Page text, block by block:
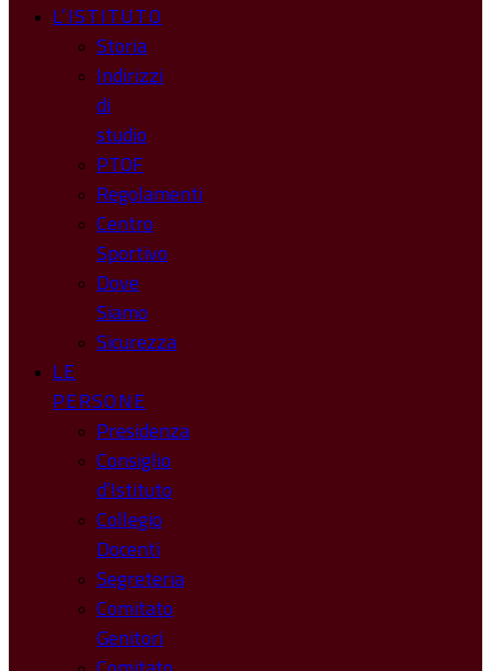
L’ISTITUTO
Storia
Indirizzi
di
studio
PTOF
Regolamenti
Centro
Sportivo
Dove
Siamo
Sicurezza
LE
PERSONE
Presidenza
Consiglio
d’Istituto
Collegio
Docenti
Segreteria
Comitato
Genitori